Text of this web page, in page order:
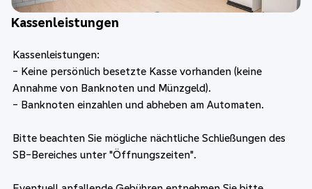
Kassenleistungen
Kassenleistungen:
- Keine persönlich besetzte Kasse vorhanden (keine
Annahme von Banknoten und Münzgeld).
- Banknoten einzahlen und abheben am Automaten.
Bitte beachten Sie mögliche nächtliche Schließungen des
SB-Bereiches unter "Öffnungszeiten".